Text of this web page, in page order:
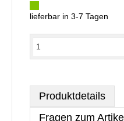
lieferbar in 3-7 Tagen
Produktdetails
Fragen zum Artikel